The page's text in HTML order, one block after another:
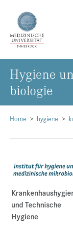
Studium
Über uns
Events
Home hygiene
und Technische
Hygiene
Hy­gie­ne
bio­lo­gie